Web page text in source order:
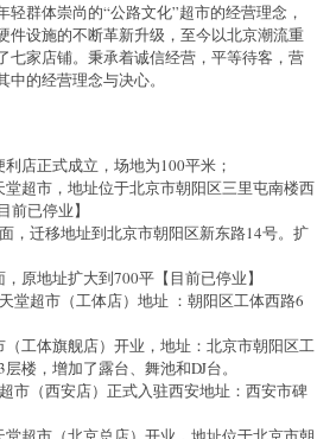
轻群体崇尚的“公路文化”超市的经营理念，
件设施的不断革新升级，至今以北京潮流重
七家店铺。秉承着诚信经营，平等待客，营
的经营理念与决心。
店正式成立，场地为100平米；
超市，地址位于北京市朝阳区三里屯南楼西
前已停业】
，迁移地址到北京市朝阳区新东路14号。扩
原地址扩大到700平【目前已停业】
堂超市（工体店）地址 ：朝阳区工体西路6
工体旗舰店）开业，地址：北京市朝阳区工
楼，增加了露台、舞池和DJ台。
市（西安店）正式入驻西安地址：西安市碑